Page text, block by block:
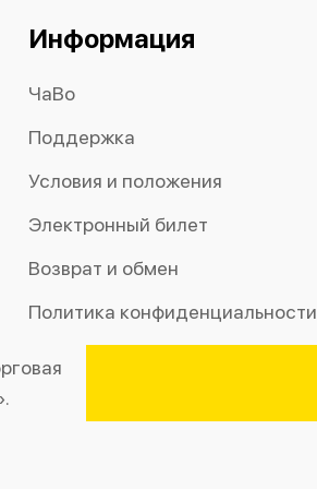
Информация
ЧаВо
Поддержка
Условия и положения
Электронный билет
Возврат и обмен
Политика конфиденциальности